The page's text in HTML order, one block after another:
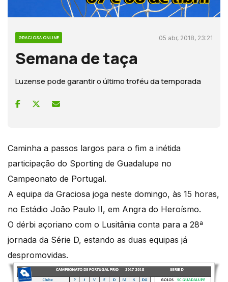
GRACIOSA ONLINE 05 abr, 2018, 23:21
Semana de taça
Luzense pode garantir o último troféu da temporada
Caminha a passos largos para o fim a inétida
participação do Sporting de Guadalupe no
Campeonato de Portugal.
A equipa da Graciosa joga neste domingo, às 15 horas,
no Estádio João Paulo II, em Angra do Heroísmo.
O dérbi açoriano com o Lusitânia conta para a 28ª
jornada da Série D, estando as duas equipas já
despromovidas.